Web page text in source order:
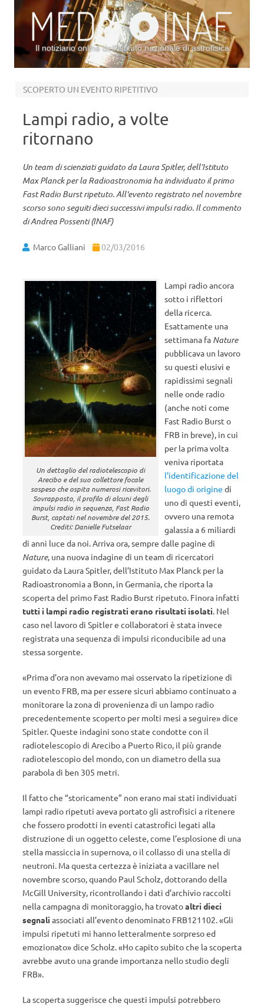
Il notiziario online dell’Istituto nazionale di astrofisica
SCOPERTO UN EVENTO RIPETITIVO
Lampi radio, a volte
ritornano
Un team di scienziati guidato da Laura Spitler, dell’Istituto
Max Planck per la Radioastronomia ha individuato il primo
Fast Radio Burst ripetuto. All'evento registrato nel novembre
scorso sono seguiti dieci successivi impulsi radio. Il commento
di Andrea Possenti (INAF)
Marco Galliani 02/03/2016
Un dettaglio del radiotelescopio di
Arecibo e del suo collettore focale
sospeso che ospita numerosi ricevitori.
Sovrapposto, il profilo di alcuni degli
impulsi radio in sequenza, Fast Radio
Burst, captati nel novembre del 2015.
Crediti: Danielle Futselaar
Lampi radio ancora
sotto i riflettori
della ricerca.
Esattamente una
settimana fa Nature
pubblicava un lavoro
su questi elusivi e
rapidissimi segnali
nelle onde radio
(anche noti come
Fast Radio Burst o
FRB in breve), in cui
per la prima volta
veniva riportata
l’identificazione del
luogo di origine di
uno di questi eventi,
ovvero una remota
galassia a 6 miliardi
di anni luce da noi. Arriva ora, sempre dalle pagine di
Nature, una nuova indagine di un team di ricercatori
guidato da Laura Spitler, dell’Istituto Max Planck per la
Radioastronomia a Bonn, in Germania, che riporta la
scoperta del primo Fast Radio Burst ripetuto. Finora infatti
tutti i lampi radio registrati erano risultati isolati. Nel
caso nel lavoro di Spitler e collaboratori è stata invece
registrata una sequenza di impulsi riconducibile ad una
stessa sorgente.
«Prima d’ora non avevamo mai osservato la ripetizione di
un evento FRB, ma per essere sicuri abbiamo continuato a
monitorare la zona di provenienza di un lampo radio
precedentemente scoperto per molti mesi a seguire» dice
Spitler. Queste indagini sono state condotte con il
radiotelescopio di Arecibo a Puerto Rico, il più grande
radiotelescopio del mondo, con un diametro della sua
parabola di ben 305 metri.
Il fatto che “storicamente” non erano mai stati individuati
lampi radio ripetuti aveva portato gli astrofisici a ritenere
che fossero prodotti in eventi catastrofici legati alla
distruzione di un oggetto celeste, come l’esplosione di una
stella massiccia in supernova, o il collasso di una stella di
neutroni. Ma questa certezza è iniziata a vacillare nel
novembre scorso, quando Paul Scholz, dottorando della
McGill University, ricontrollando i dati d’archivio raccolti
nella campagna di monitoraggio, ha trovatoaltri dieci
segnali associati all’evento denominato FRB121102. «Gli
impulsi ripetuti mi hanno letteralmente sorpreso ed
emozionato» dice Scholz. «Ho capito subito che la scoperta
avrebbe avuto una grande importanza nello studio degli
FRB».
La scoperta suggerisce che questi impulsi potrebbero